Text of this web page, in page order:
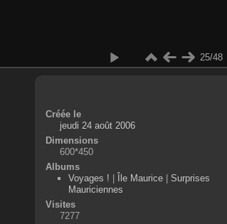
25/48
Créée le
jeudi 24 août 2006
Dimensions
600*450
Albums
Voyages !
Île Maurice |Surprises
Mauriciennes
Visites
7277